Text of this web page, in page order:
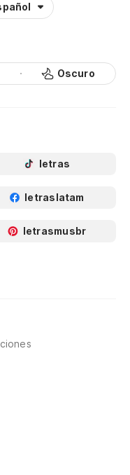
Oscuro
letras
letraslatam
letrasmusbr